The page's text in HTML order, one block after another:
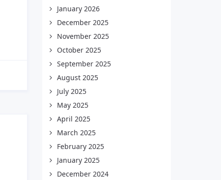
January 2026
December 2025
November 2025
October 2025
September 2025
August 2025
July 2025
May 2025
April 2025
March 2025
February 2025
January 2025
December 2024